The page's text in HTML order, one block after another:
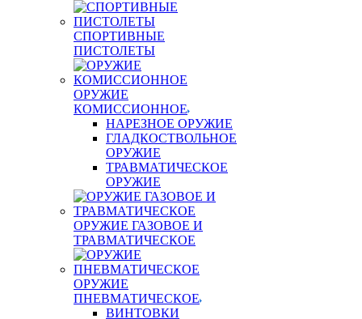
СПОРТИВНЫЕ
ПИСТОЛЕТЫ
ОРУЖИЕ
КОМИССИОННОЕ
НАРЕЗНОЕ ОРУЖИЕ
ГЛАДКОСТВОЛЬНОЕ
ОРУЖИЕ
ТРАВМАТИЧЕСКОЕ
ОРУЖИЕ
ОРУЖИЕ ГАЗОВОЕ И
ТРАВМАТИЧЕСКОЕ
ОРУЖИЕ
ПНЕВМАТИЧЕСКОЕ
ВИНТОВКИ